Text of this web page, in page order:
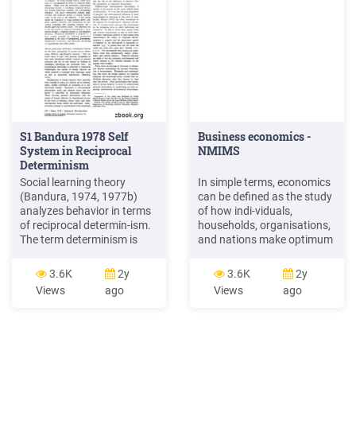
Plattform MyStark .
S1 Bandura 1978 Self
System in Reciprocal
Determinism
Social learning theory
(Bandura, 1974, 1977b)
analyzes behavior in terms
of reciprocal determin-ism.
The term determinism is
production of effects by
events, rather than in the
doctrinal sense that actions
3.6K
Views
2y
ago
Business economics -
NMIMS
In simple terms, economics
can be defined as the study
of how indi-viduals,
households, organisations,
and nations make optimum
resources to satisfy their
wants and needs. The word
economics has originated
3.6K
Views
2y
ago